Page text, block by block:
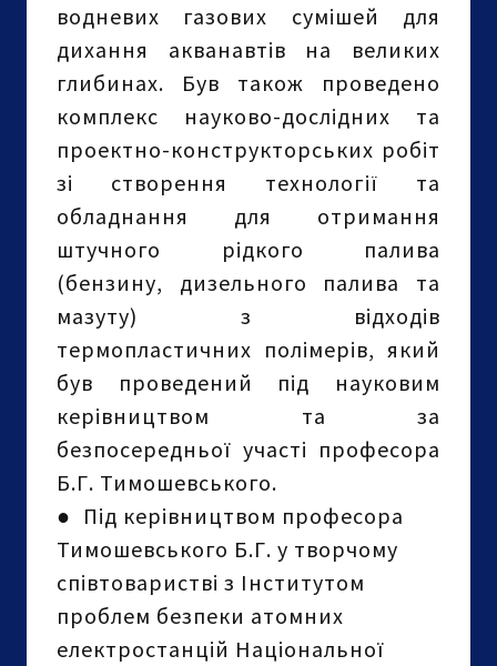
водневих газових сумішей для
дихання акванавтів на великих
глибинах. Був також проведено
комплекс науково-дослідних та
проектно-конструкторських робіт
зі створення технології та
обладнання для отримання
штучного рідкого палива
(бензину, дизельного палива та
мазуту) з відходів
термопластичних полімерів, який
був проведений під науковим
керівництвом та за
безпосередньої участі професора
Б.Г. Тимошевського.
● Під керівництвом професора
Тимошевського Б.Г. у творчому
співтоваристві з Інститутом
проблем безпеки атомних
електростанцій Національної